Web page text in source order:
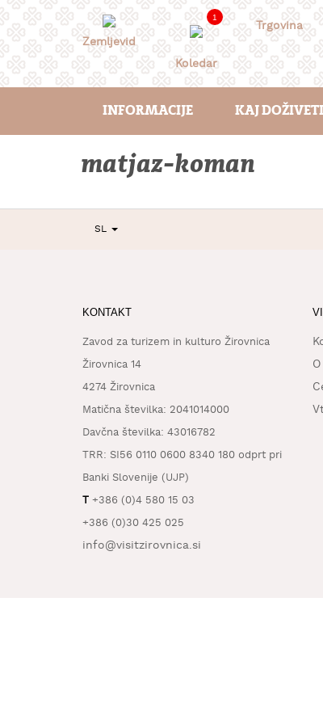
Zemljevid
1
Koledar
Trgovina
INFORMACIJE KAJ DOŽIVETI
matjaz-koman
SL
KONTAKT
Zavod za turizem in kulturo Žirovnica
Žirovnica 14
4274 Žirovnica
Matična številka: 2041014000
Davčna številka: 43016782
TRR: SI56 0110 0600 8340 180 odprt pri
Banki Slovenije (UJP)
T +386 (0)4 580 15 03
+386 (0)30 425 025
info@visitzirovnica.si